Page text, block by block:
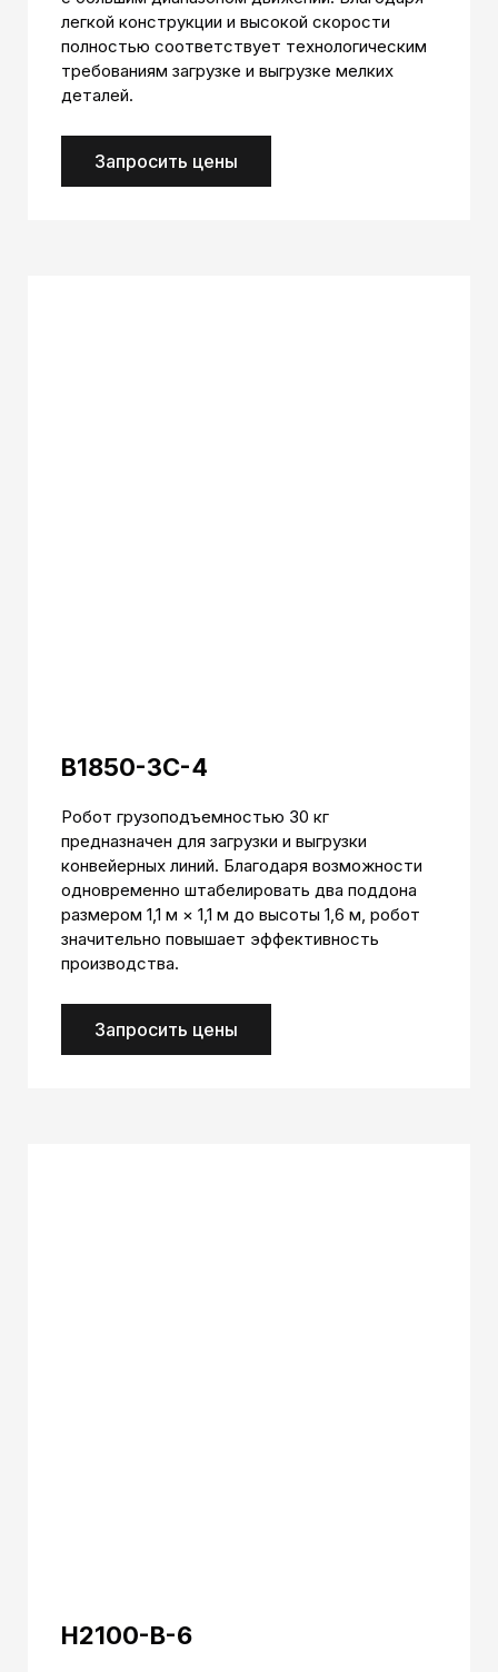
легкой конструкции и высокой скорости
полностью соответствует технологическим
требованиям загрузке и выгрузке мелких
деталей.
Запросить цены
B1850-3C-4
Робот грузоподъемностью 30 кг
предназначен для загрузки и выгрузки
конвейерных линий. Благодаря возможности
одновременно штабелировать два поддона
размером 1,1 м × 1,1 м до высоты 1,6 м, робот
значительно повышает эффективность
производства.
Запросить цены
H2100-B-6